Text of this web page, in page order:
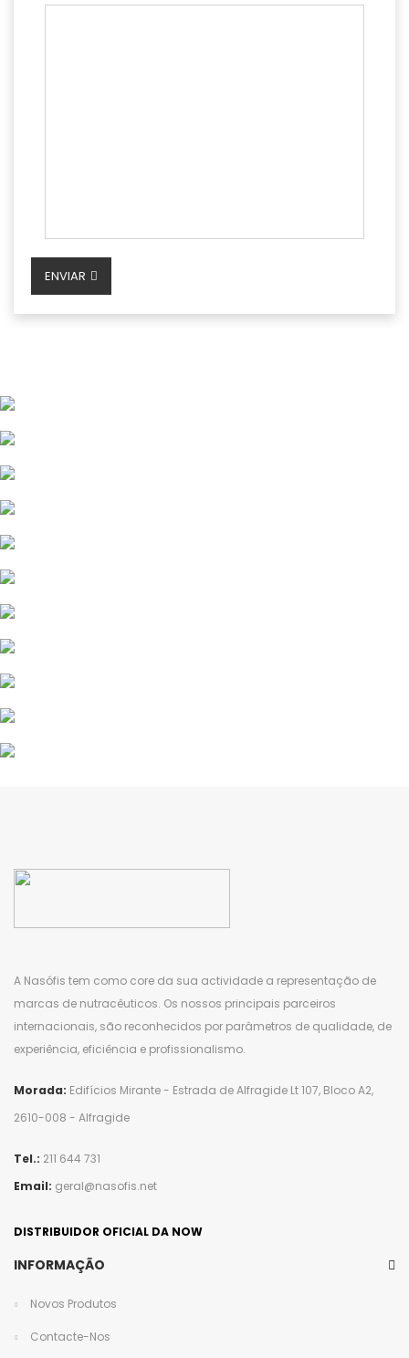
ENVIAR
A Nasófis tem como core da sua actividade a representação de
marcas de nutracêuticos. Os nossos principais parceiros
internacionais, são reconhecidos por parâmetros de qualidade, de
experiência, eficiência e profissionalismo.
Morada: Edifícios Mirante - Estrada de Alfragide Lt 107, Bloco A2,
2610-008 - Alfragide
Tel.: 211 644 731
Email: geral@nasofis.net
DISTRIBUIDOR OFICIAL DA NOW
INFORMAÇÃO
Novos Produtos
Contacte-Nos